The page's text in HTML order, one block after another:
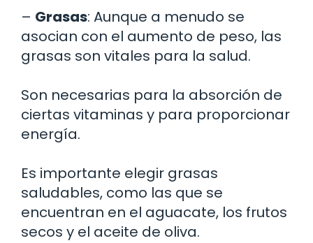
– Grasas: Aunque a menudo se
asocian con el aumento de peso, las
grasas son vitales para la salud.
Son necesarias para la absorción de
ciertas vitaminas y para proporcionar
energía.
Es importante elegir grasas
saludables, como las que se
encuentran en el aguacate, los frutos
secos y el aceite de oliva.